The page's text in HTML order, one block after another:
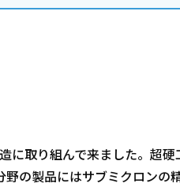
に取り組んで来ました。超硬
の製品にはサブミクロンの